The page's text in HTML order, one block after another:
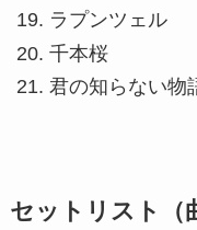
ラプンツェル
千本桜
君の知らない物
セットリスト（